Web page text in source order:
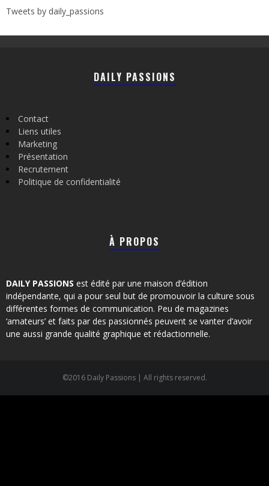
Tweets by daily_passions
DAILY PASSIONS
Contact
Liens utiles
Marketing
Présentation
Recrutement
Politique de confidentialité
À PROPOS
DAILY PASSIONS est édité par une maison d’édition
indépendante, qui a pour seul but de promouvoir la culture sous
différentes formes de communication. Peu de magazines
‘amateurs’ et faits par des passionnés peuvent se vanter d’avoir
une aussi grande qualité graphique et rédactionnelle.
©2016 Daily Passions | All rights reserved.